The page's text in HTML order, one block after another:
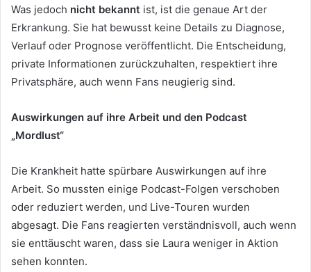
Was jedoch nicht bekannt ist, ist die genaue Art der
Erkrankung. Sie hat bewusst keine Details zu Diagnose,
Verlauf oder Prognose veröffentlicht. Die Entscheidung,
private Informationen zurückzuhalten, respektiert ihre
Privatsphäre, auch wenn Fans neugierig sind.
Auswirkungen auf ihre Arbeit und den Podcast
„Mordlust“
Die Krankheit hatte spürbare Auswirkungen auf ihre
Arbeit. So mussten einige Podcast-Folgen verschoben
oder reduziert werden, und Live-Touren wurden
abgesagt. Die Fans reagierten verständnisvoll, auch wenn
sie enttäuscht waren, dass sie Laura weniger in Aktion
sehen konnten.